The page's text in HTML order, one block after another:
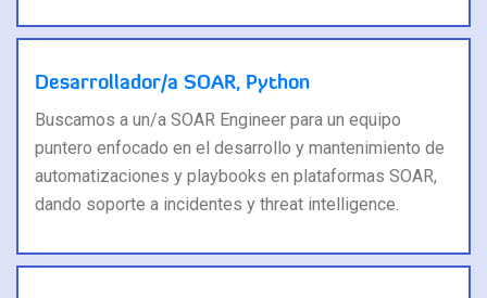
Desarrollador/a SOAR, Python
Buscamos a un/a SOAR Engineer para un equipo
puntero enfocado en el desarrollo y mantenimiento de
automatizaciones y playbooks en plataformas SOAR,
dando soporte a incidentes y threat intelligence.